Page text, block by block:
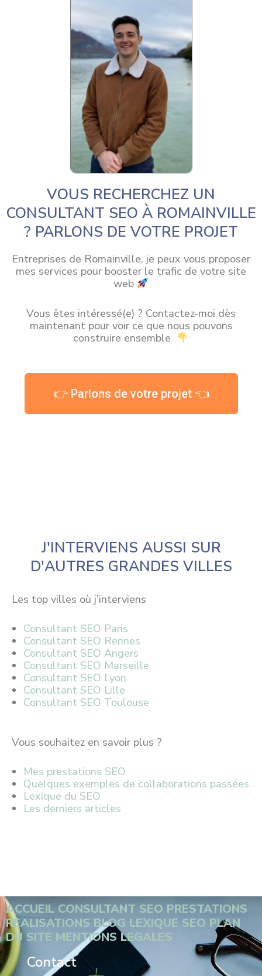
VOUS RECHERCHEZ UN
CONSULTANT SEO À ROMAINVILLE
? PARLONS DE VOTRE PROJET
Entreprises de Romainville, je peux vous proposer
mes services pour booster le trafic de votre site
web
Vous êtes intéressé(e) ? Contactez-moi dès
maintenant pour voir ce que nous pouvons
construire ensemble
👉 Parlons de votre projet 👈
J'INTERVIENS AUSSI SUR
D'AUTRES GRANDES VILLES
Les top villes où j’interviens
Consultant SEO Paris
Consultant SEO Rennes
Consultant SEO Angers
Consultant SEO Marseille
Consultant SEO Lyon
Consultant SEO Lille
Consultant SEO Toulouse
Vous souhaitez en savoir plus ?
Mes prestations SEO
Quelques exemples de collaborations passées
Lexique du SEO
Les derniers articles
ACCUEIL CONSULTANT SEO PRESTATIONS
REALISATIONS BLOG LEXIQUE SEO PLAN
DU SITE MENTIONS LEGALES
Contact